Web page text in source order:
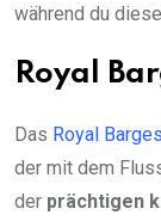
während du
Royal
Das Royal
der mit dem
der prächtigen